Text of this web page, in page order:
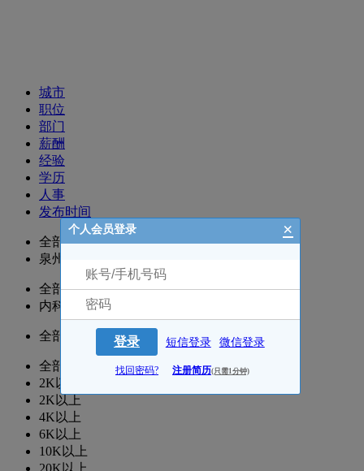
城市
职位
部门
薪酬
经验
学历
人事
发布时间
全部
泉州
全部
内科
全部
全部
2K以下
2K以上
4K以上
6K以上
10K以上
20K以上
个人会员登录 ×
登录 短信登录 微信登录
找回密码? 注册简历(只需1分钟)